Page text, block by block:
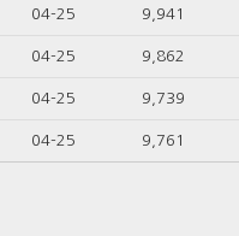
04-25 9,941
04-25 9,862
04-25 9,739
04-25 9,761